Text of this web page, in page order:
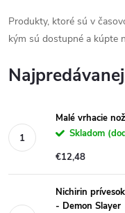
Produkty, ktoré sú v
kým sú dostupné a kúpte
Malé vrhacie
Skladom
€12,48
Nichirin
- Demon Slayer